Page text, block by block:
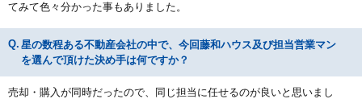
てみて色々分かった事もありました。
星の数程ある不動産会社の中で、今回藤和ハウス及び担当営業マン
を選んで頂けた決め手は何ですか？
売却・購入が同時だったので、同じ担当に任せるのが良いと思いまし